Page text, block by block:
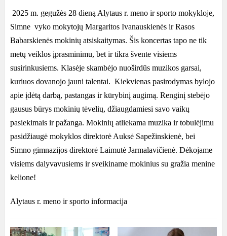
2025 m. gegužės 28 dieną Alytaus r. meno ir sporto mokykloje,
Simne vyko mokytojų Margaritos Ivanauskienės ir Rasos
Babarskienės mokinių atsiskaitymas. Šis koncertas tapo ne tik
metų veiklos įprasminimu, bet ir tikra švente visiems
susirinkusiems. Klasėje skambėjo nuoširdūs muzikos garsai,
kuriuos dovanojo jauni talentai. Kiekvienas pasirodymas bylojo
apie įdėtą darbą, pastangas ir kūrybinį augimą. Renginį stebėjo
gausus būrys mokinių tėvelių, džiaugdamiesi savo vaikų
pasiekimais ir pažanga. Mokinių atliekama muzika ir tobulėjimu
pasidžiaugė mokyklos direktorė Auksė Sapežinskienė, bei
Simno gimnazijos direktorė Laimutė Jarmalavičienė. Dėkojame
visiems dalyvavusiems ir sveikiname mokinius su gražia menine
kelione!
Alytaus r. meno ir sporto informacija